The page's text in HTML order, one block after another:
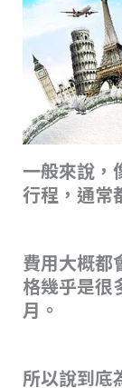
一般來說，
行程，通常
費用大概都
格幾乎是很
月。
所以說到底